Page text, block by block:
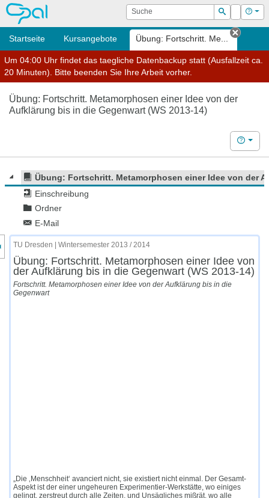
OPAL Suche
Suchen
Login Hilfe
Startseite Kursangebote Übung: Fortschritt. Me...
Tab
Um 04:00 Uhr findet das taegliche Datenbackup statt (Ausfallzeit ca.
20 Minuten). Bitte beenden Sie Ihre Arbeit vorher.
Übung: Fortschritt. Metamorphosen einer Idee von der
Aufklärung bis in die Gegenwart (WS 2013-14)
Hilfe
Übung: Fortschritt. Metamorphosen einer Idee von der
Einschreibung
Ordner
E-Mail
des Kursmenüs
TU Dresden | Wintersemester 2013 / 2014
Übung: Fortschritt. Metamorphosen einer Idee von
der Aufklärung bis in die Gegenwart (WS 2013-14)
Fortschritt. Metamorphosen einer Idee von der Aufklärung bis in die
Gegenwart
„Die ‚Menschheit‘ avanciert nicht, sie existiert nicht einmal. Der Gesamt-
Aspekt ist der einer ungeheuren Experimentier-Werkstätte, wo einiges
gelingt, zerstreut durch alle Zeiten, und Unsägliches mißrät, wo alle